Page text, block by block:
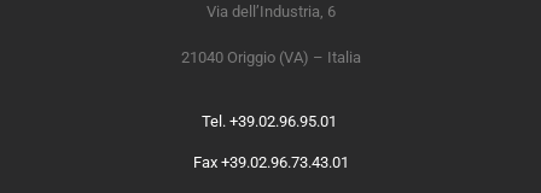
Via dell’Industria, 6
21040 Origgio (VA) – Italia
Tel. +39.02.96.95.01
Fax +39.02.96.73.43.01